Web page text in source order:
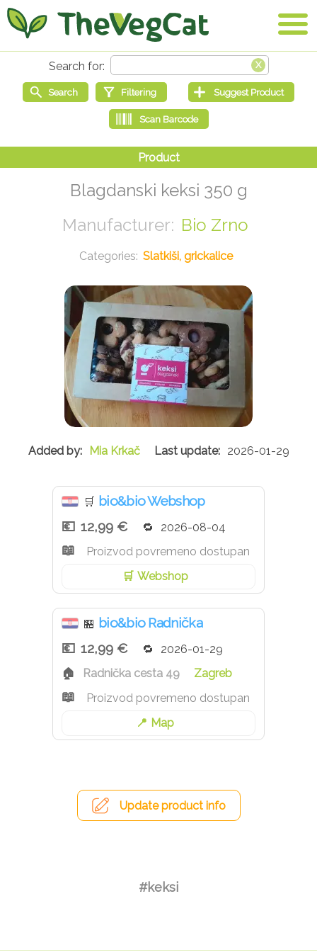
Blagdanski keksi 350 g
Bio Zrno
Slatkiši, grickalice
Mia Krkač 2026-01-29
🛒 bio&bio Webshop
12,99 €
2026-08-04
Proizvod povremeno dostupan
Webshop
🏪 bio&bio Radnička
12,99 €
2026-01-29
Radnička cesta 49
Zagreb
Proizvod povremeno dostupan
Map
Update product info
#keksi